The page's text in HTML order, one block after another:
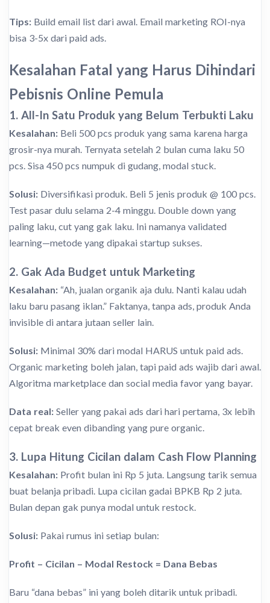
Tips: Build email list dari awal. Email marketing ROI-nya
bisa 3-5x dari paid ads.
Kesalahan Fatal yang Harus Dihindari
Pebisnis Online Pemula
1. All-In Satu Produk yang Belum Terbukti Laku
Kesalahan: Beli 500 pcs produk yang sama karena harga
grosir-nya murah. Ternyata setelah 2 bulan cuma laku 50
pcs. Sisa 450 pcs numpuk di gudang, modal stuck.
Solusi: Diversifikasi produk. Beli 5 jenis produk @ 100 pcs.
Test pasar dulu selama 2-4 minggu. Double down yang
paling laku, cut yang gak laku. Ini namanya validated
learning—metode yang dipakai startup sukses.
2. Gak Ada Budget untuk Marketing
Kesalahan: “Ah, jualan organik aja dulu. Nanti kalau udah
laku baru pasang iklan.” Faktanya, tanpa ads, produk Anda
invisible di antara jutaan seller lain.
Solusi: Minimal 30% dari modal HARUS untuk paid ads.
Organic marketing boleh jalan, tapi paid ads wajib dari awal.
Algoritma marketplace dan social media favor yang bayar.
Data real: Seller yang pakai ads dari hari pertama, 3x lebih
cepat break even dibanding yang pure organic.
3. Lupa Hitung Cicilan dalam Cash Flow Planning
Kesalahan: Profit bulan ini Rp 5 juta. Langsung tarik semua
buat belanja pribadi. Lupa cicilan gadai BPKB Rp 2 juta.
Bulan depan gak punya modal untuk restock.
Solusi: Pakai rumus ini setiap bulan:
Profit – Cicilan – Modal Restock = Dana Bebas
Baru “dana bebas” ini yang boleh ditarik untuk pribadi.